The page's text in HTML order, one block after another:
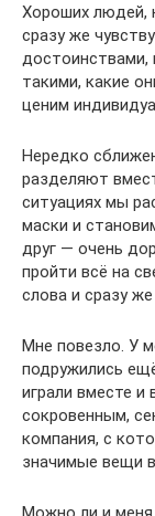
Хороших людей,
сразу же
достоинствами,
такими, какие
ценим
Нередко
разделяют
ситуациях мы
маски и
друг — очень
пройти всё на
слова и сразу
Мне повезло. У
подружились
играли вместе и
сокровенным,
компания, с
значимые вещи